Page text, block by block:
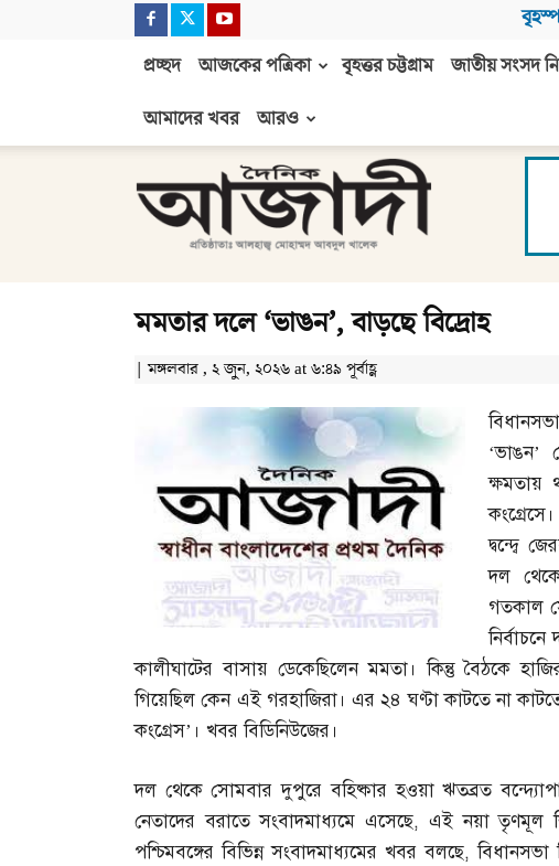
প্রচ্ছদ আজকের পত্রিকা বৃহত্তর চট্টগ্রাম জাতীয় সংসদ
আমাদের খবর
আরও
আজাদী
মমতার দলে ‘ভাঙন’, বাড়ছে বিদ্রোহ
| মঙ্গলবার , ২ জুন, ২০২৬ at ৬:৪৯ পূর্বাহ্ণ
‘ভাঙন’
ক্ষমতায়
দ্বন্দ্বে
দল
গতকাল
কালীঘাটের বাসায় ডেকেছিলেন মমতা। কিন্তু বৈঠকে
গিয়েছিল কেন এই গরহাজিরা। এর ২৪ ঘণ্টা কাটতে না
কংগ্রেস’। খবর বিডিনিউজের।
দল থেকে সোমবার দুপুরে বহিষ্কার হওয়া ঋতব্রত
নেতাদের বরাতে সংবাদমাধ্যমে এসেছে, এই নয়া তৃণমূল
পশ্চিমবঙ্গের বিভিন্ন সংবাদমাধ্যমের খবর বলছে,